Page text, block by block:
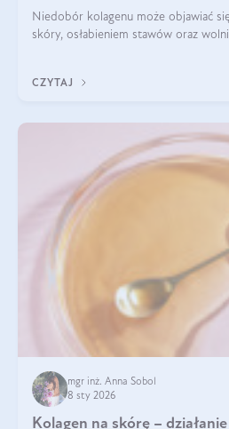
Niedobór kolagenu może objawiać
skóry, osłabieniem stawów oraz
osłabienie włosów.
CZYTAJ
mgr inż. Anna Sobol
8 sty 2026
Kolagen na skórę –